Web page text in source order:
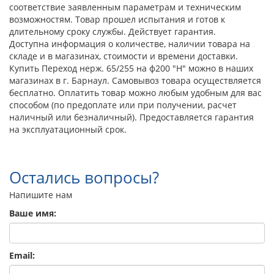
соответствие заявленным параметрам и техническим
возможностям. Товар прошел испытания и готов к
длительному сроку службы. Действует гарантия.
Доступна информация о количестве, наличии товара на
складе и в магазинах, стоимости и времени доставки.
Купить Переход нерж. 65/255 на ф200 "Н" можно в наших
магазинах в г. Барнаул. Самовывоз товара осуществляется
бесплатно. Оплатить товар можно любым удобным для вас
способом (по предоплате или при получении, расчет
наличный или безналичный). Предоставляется гарантия
на эксплуатационный срок.
Остались вопросы?
Напишите нам
Ваше имя:
Email: